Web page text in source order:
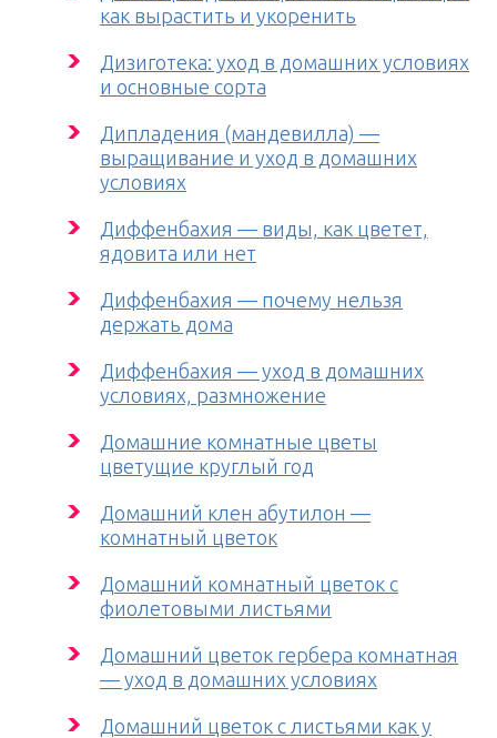
как вырастить и укоренить
Дизиготека: уход в домашних условиях
и основные сорта
Дипладения (мандевилла) —
выращивание и уход в домашних
условиях
Диффенбахия — виды, как цветет,
ядовита или нет
Диффенбахия — почему нельзя
держать дома
Диффенбахия — уход в домашних
условиях, размножение
Домашние комнатные цветы
цветущие круглый год
Домашний клен абутилон —
комнатный цветок
Домашний комнатный цветок с
фиолетовыми листьями
Домашний цветок гербера комнатная
— уход в домашних условиях
Домашний цветок с листьями как у